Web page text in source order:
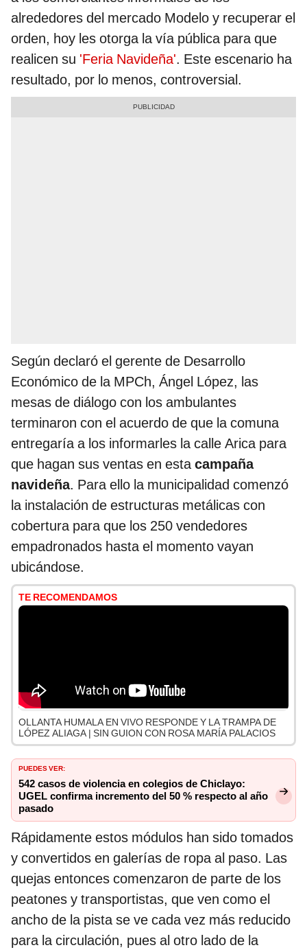
alrededores del mercado Modelo y recuperar el
orden, hoy les otorga la vía pública para que
realicen su 'Feria Navideña'. Este escenario ha
resultado, por lo menos, controversial.
Según declaró el gerente de Desarrollo
Económico de la MPCh, Ángel López, las
mesas de diálogo con los ambulantes
terminaron con el acuerdo de que la comuna
entregaría a los informarles la calle Arica para
que hagan sus ventas en estacampaña
navideña. Para ello la municipalidad comenzó
la instalación de estructuras metálicas con
cobertura para que los 250 vendedores
empadronados hasta el momento vayan
ubicándose.
TE RECOMENDAMOS
OLLANTA HUMALA EN VIVO RESPONDE Y LA TRAMPA DE
LÓPEZ ALIAGA | SIN GUION CON ROSA MARÍA PALACIOS
Puedes ver:
542 casos de violencia en colegios de Chiclayo:
UGEL confirma incremento del 50 % respecto al año
pasado
Rápidamente estos módulos han sido tomados
y convertidos en galerías de ropa al paso. Las
quejas entonces comenzaron de parte de los
peatones y transportistas, que ven como el
ancho de la pista se ve cada vez más reducido
para la circulación, pues al otro lado de la